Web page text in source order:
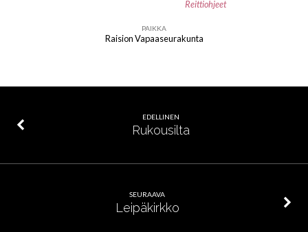
Reittiohjeet
PAIKKA
Raision Vapaaseurakunta
EDELLINEN
Rukousilta
SEURAAVA
Leipäkirkko